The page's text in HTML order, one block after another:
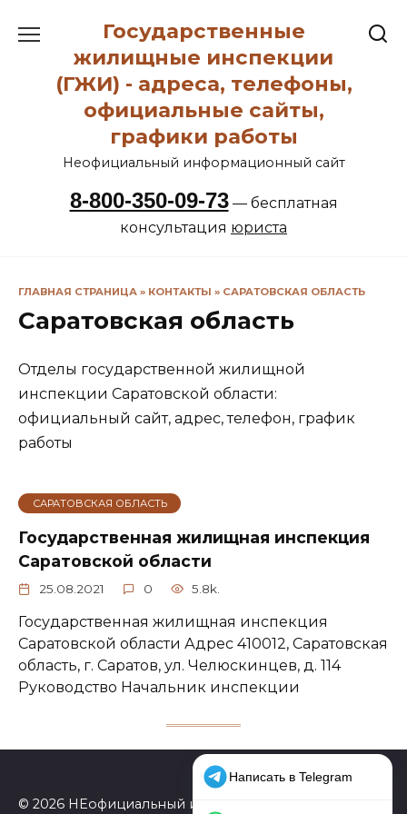
содержанию
Государственные
жилищные инспекции
(ГЖИ) - адреса, телефоны,
официальные сайты,
графики работы
Неофициальный информационный сайт
8-800-350-09-73— бесплатная
консультация юриста
ГЛАВНАЯ СТРАНИЦА » КОНТАКТЫ » САРАТОВСКАЯ ОБЛАСТЬ
Саратовская область
Отделы государственной жилищной
инспекции Саратовской области:
официальный сайт, адрес, телефон, график
работы
САРАТОВСКАЯ ОБЛАСТЬ
Государственная жилищная инспекция
Саратовской области
25.08.2021 0 5.8k.
Государственная жилищная инспекция
Саратовской области Адрес 410012, Саратовская
область, г. Саратов, ул. Челюскинцев, д. 114
Руководство Начальник инспекции
© 2026 НЕофициальный информационный сайт,